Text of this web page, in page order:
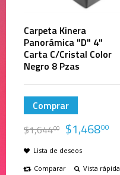
Carpeta Kinera
Panorámica "D" 4"
Carta C/Cristal Color
Negro 8 Pzas
Comprar
$1,64400 $1,46800
Lista de deseos
Comparar
Vista rápida